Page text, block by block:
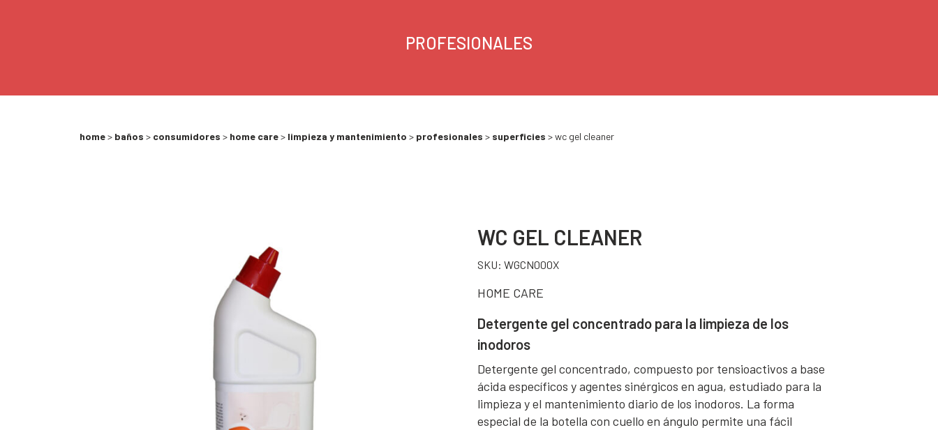
PROFESIONALES
home> baños > consumidores > home care> limpieza y mantenimiento > profesionales > superficies > wc gel cleaner
WC GEL CLEANER
SKU: WGCN000X
HOME CARE
Detergente gel concentrado para la limpieza de los
inodoros
Detergente gel concentrado, compuesto por tensioactivos a base
ácida específicos y agentes sinérgicos en agua, estudiado para la
limpieza y el mantenimiento diario de los inodoros. La forma
especial de la botella con cuello en ángulo permite una fácil